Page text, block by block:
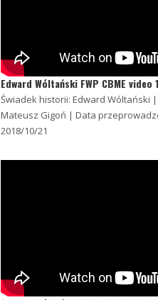
Edward Wóltański FWP CBME video
Świadek historii: Edward Wóltański
Mateusz Gigoń | Data
2018/10/21